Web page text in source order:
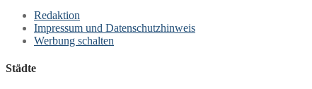
Redaktion
Impressum und Datenschutzhinweis
Werbung schalten
Städte